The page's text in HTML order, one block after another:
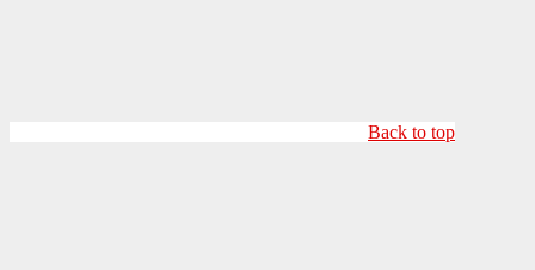
Back to top